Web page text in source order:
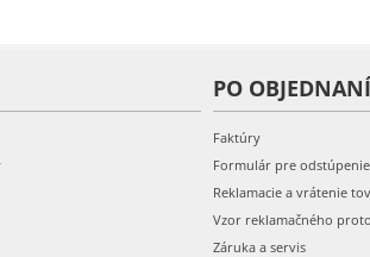
PO OBJEDNANÍ
Faktúry
Formulár pre
Reklamacie a vrátenie
Vzor reklamačného
Záruka a servis